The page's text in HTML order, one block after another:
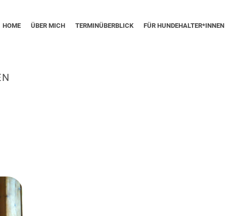
HOME ÜBER MICH TERMINÜBERBLICK FÜR HUNDEHALTER*INNEN